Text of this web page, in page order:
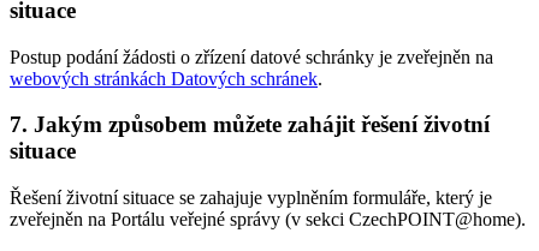
situace
Postup podání žádosti o zřízení datové schránky je zveřejněn na
webových stránkách Datových schránek.
7. Jakým způsobem můžete zahájit řešení životní
situace
Řešení životní situace se zahajuje vyplněním formuláře, který je
zveřejněn na Portálu veřejné správy (v sekci CzechPOINT@home).